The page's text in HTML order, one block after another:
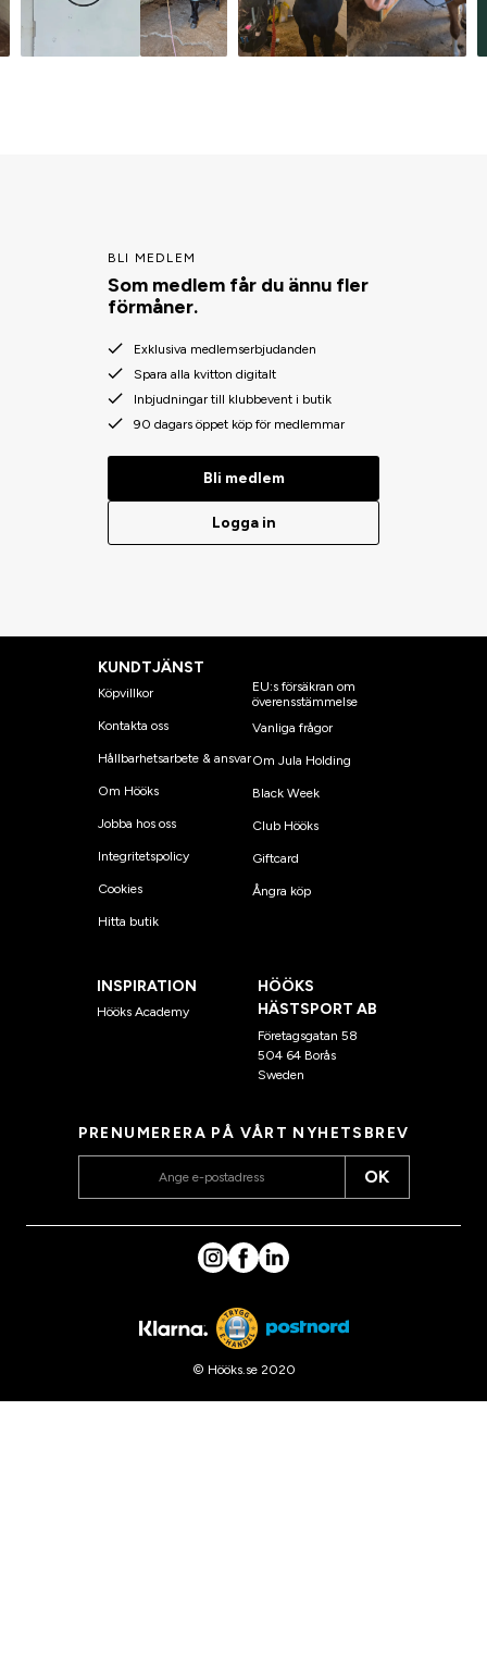
BLI MEDLEM
Som medlem får du ännu fler
förmåner.
Exklusiva medlemserbjudanden
Spara alla kvitton digitalt
Inbjudningar till klubbevent i butik
90 dagars öppet köp för medlemmar
Bli medlem
Logga in
KUNDTJÄNST
Köpvillkor
Kontakta oss
Hållbarhetsarbete & ansvar
Om Hööks
Jobba hos oss
Integritetspolicy
Cookies
Hitta butik
EU:s försäkran om
överensstämmelse
Vanliga frågor
Om Jula Holding
Black Week
Club Hööks
Giftcard
Ångra köp
INSPIRATION
Hööks Academy
HÖÖKS
HÄSTSPORT AB
Företagsgatan 58
504 64 Borås
Sweden
PRENUMERERA PÅ VÅRT NYHETSBREV
OK
© Hööks.se 2020